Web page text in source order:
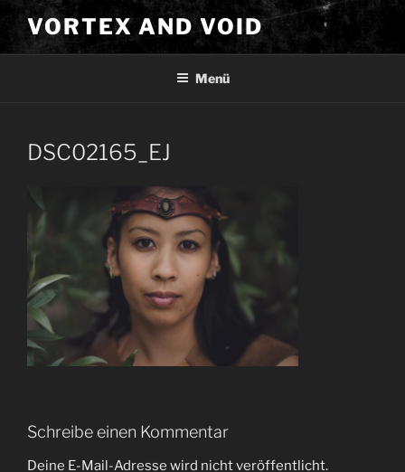
Zum
Inhalt
springen
VORTEX AND VOID
Menü
DSC02165_EJ
Schreibe einen Kommentar
Deine E-Mail-Adresse wird nicht veröffentlicht.